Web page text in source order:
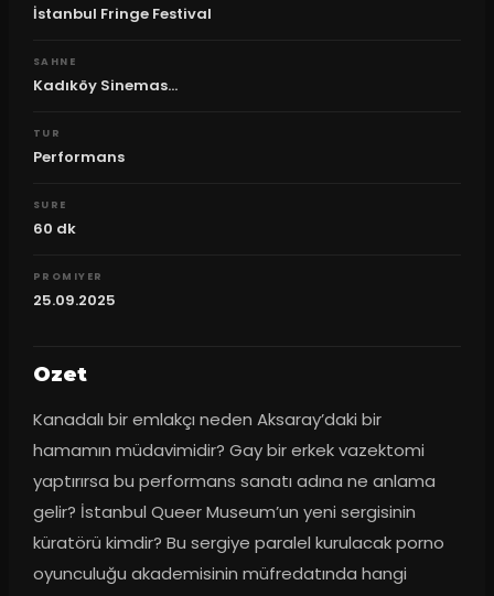
İstanbul Fringe Festival
SAHNE
Kadıköy Sinemas...
TUR
Performans
SURE
60 dk
PROMIYER
25.09.2025
Ozet
Kanadalı bir emlakçı neden Aksaray’daki bir
hamamın müdavimidir? Gay bir erkek vazektomi
yaptırırsa bu performans sanatı adına ne anlama
gelir? İstanbul Queer Museum’un yeni sergisinin
küratörü kimdir? Bu sergiye paralel kurulacak porno
oyunculuğu akademisinin müfredatında hangi